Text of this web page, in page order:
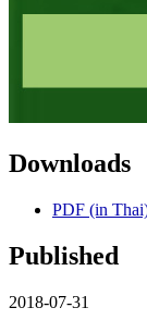
Downloads
PDF (in
Published
2018-07-31